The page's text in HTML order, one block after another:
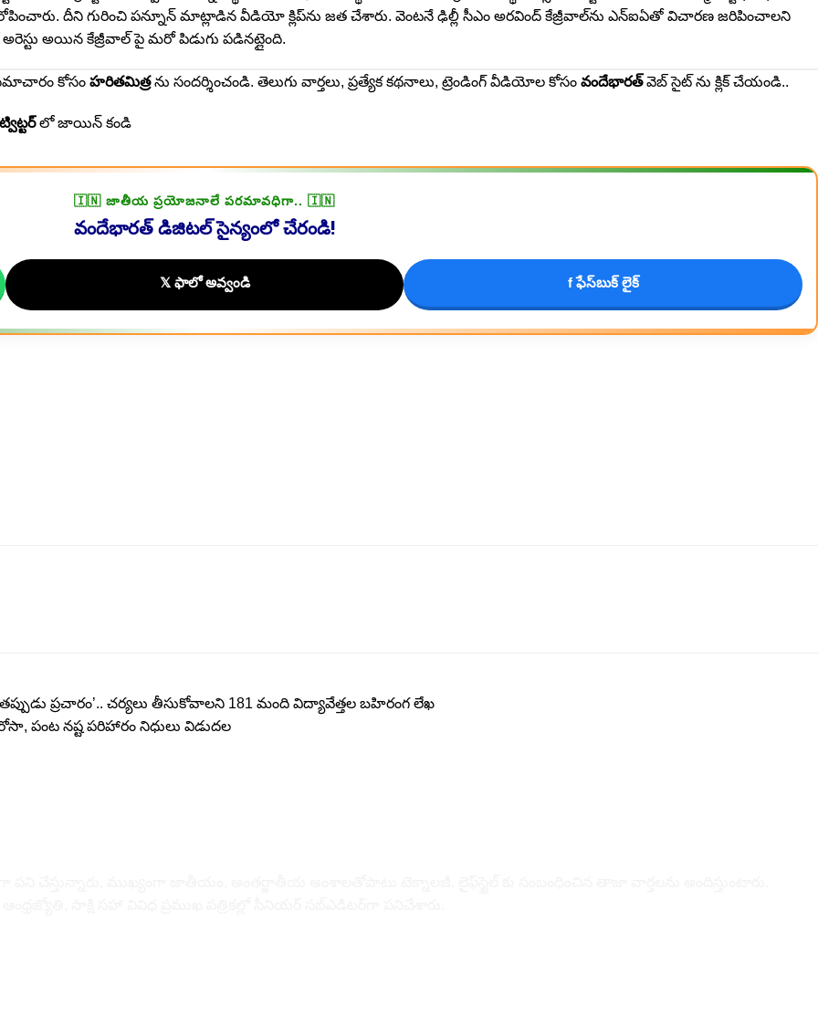
దీని గురించి పన్నూన్ మాట్లాడిన వీడియో క్లిప్‌ను జత చేశారు. వెంట‌నే ఢిల్లీ సీఎం అరవింద్‌ కేజ్రీవాల్‌ను ఎన్‌ఐఏతో విచారణ జరిపించాలని
అయిన కేజ్రీవాల్ పై మ‌రో పిడుగు ప‌డిన‌ట్లైంది.
సమాచారం కోసం హరితమిత్ర ను సందర్శించండి. తెలుగు వార్తలు, ప్రత్యేక కథనాలు, ట్రెండింగ్ వీడియోల కోసం వందేభారత్ వెబ్ సైట్ ను క్లిక్ చేయండి..
ట్విట్టర్ లో జాయిన్ కండి
🇮🇳 జాతీయ ప్రయోజనాలే పరమావధిగా.. 🇮🇳
వందేభారత్ డిజిటల్ సైన్యంలో చేరండి!
𝕏 ఫాలో అవ్వండి f ఫేస్‌బుక్ లైక్
ప్రచారం’.. చర్యలు తీసుకోవాలని 181 మంది విద్యావేత్తల బహిరంగ లేఖ
పంట నష్ట పరిహారం నిధులు విడుదల